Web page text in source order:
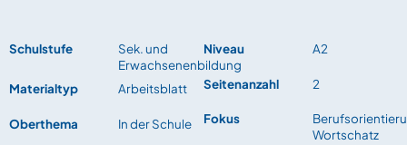
Schulstufe
Sek. und
Erwachsenenbildung
Materialtyp
Arbeitsblatt
Oberthema In der Schule
Niveau A2
Seitenanzahl 2
Fokus
Wortschatz